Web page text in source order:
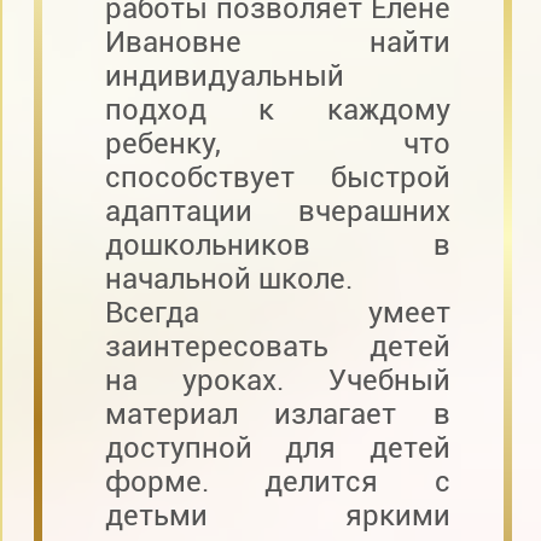
работы позволяет Елене
Ивановне найти
индивидуальный
подход к каждому
ребенку, что
способствует быстрой
адаптации вчерашних
дошкольников в
начальной школе.
Всегда умеет
заинтересовать детей
на уроках. Учебный
материал излагает в
доступной для детей
форме. делится с
детьми яркими